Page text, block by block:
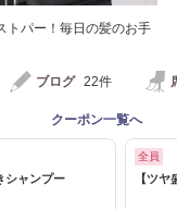
トパー！毎日の髪のお手
ブログ 22件
クーポン一覧へ
シャンプー
全員
【ツ